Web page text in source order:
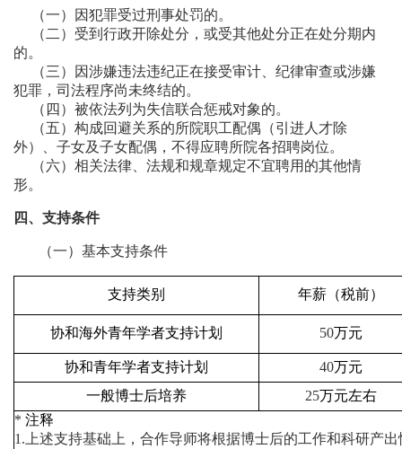
（一）
因犯罪受过刑事处罚的。
（二）受到行政开除处分，或受其他处分正在处分期内
的。
（三）因涉嫌违法违纪正在接受审计、纪律审查或涉嫌
犯罪，司法程序尚未终结的。
（四）被依法列为失信联合惩戒对象的。
（五）构成回避关系的所院职工配偶（引进人才除
外）、子女及子女配偶，不得应聘所院各招聘岗位。
（六）相关法律、法规和规章规定不宜聘用的其他情
形。
四、支持条件
（一）基本支持条件
支持类别 年薪（税前）
协和海外青年学者支持计划 50万元
协和青年学者支持计划 40万元
一般博士后培养
25万元左右
* 注释
1. 上述支持基础上，合作导师将根据博士后的工作和科研产